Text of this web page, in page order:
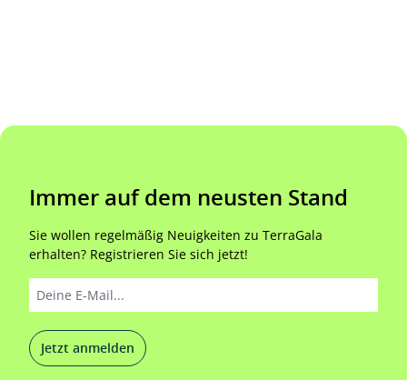
Immer auf dem neusten Stand
Sie wollen regelmäßig Neuigkeiten zu TerraGala
erhalten? Registrieren Sie sich jetzt!
Jetzt anmelden